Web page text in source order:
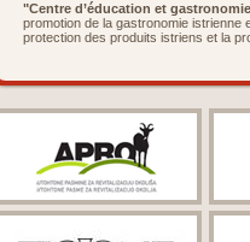
"Centre d’éducation et
promotion de la gastronomie istrienne
protection des produits istriens et la